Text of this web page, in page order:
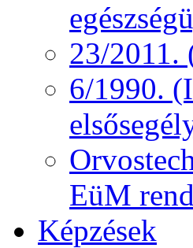
23/2011.
6/1990.
EüM
Képzések